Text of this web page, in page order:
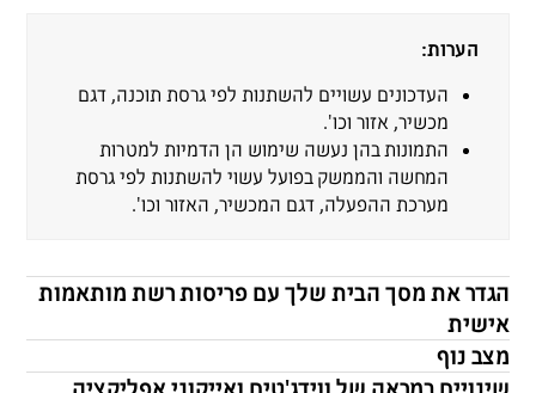
הערות:
העדכונים עשויים להשתנות לפי גרסת תוכנה, דגם
מכשיר, אזור וכו'.
התמונות בהן נעשה שימוש הן הדמיות למטרות
המחשה והממשק בפועל עשוי להשתנות לפי גרסת
מערכת ההפעלה, דגם המכשיר, האזור וכו'.
הגדר את מסך הבית שלך עם פריסות רשת מותאמות
אישית
מצב נוף